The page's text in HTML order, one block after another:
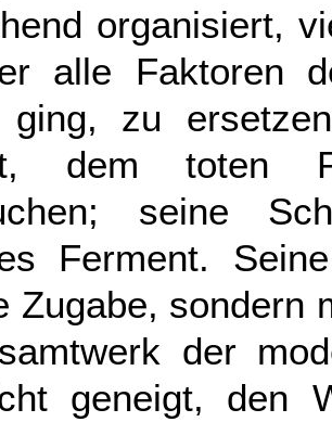
organisiert,
alle Faktoren
ging, zu
dem toten
seine
Ferment.
Zugabe, sondern
der
geneigt, den